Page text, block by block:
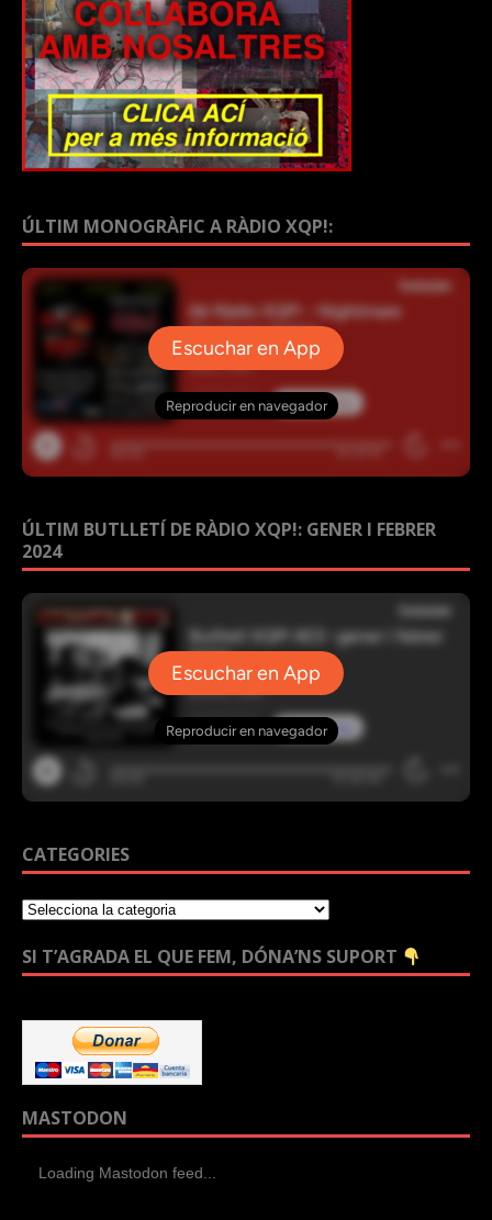
ÚLTIM MONOGRÀFIC A RÀDIO XQP!:
ÚLTIM BUTLLETÍ DE RÀDIO XQP!: GENER I FEBRER
2024
CATEGORIES
SI T’AGRADA EL QUE FEM, DÓNA’NS SUPORT
MASTODON
Loading Mastodon feed...